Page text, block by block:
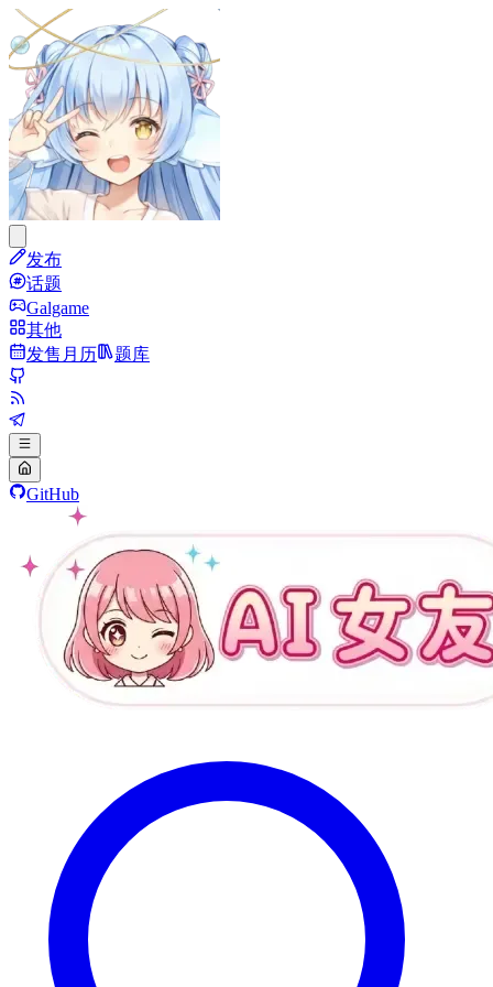
发布
话题
Galgame
其他
发售月历
题库
GitHub